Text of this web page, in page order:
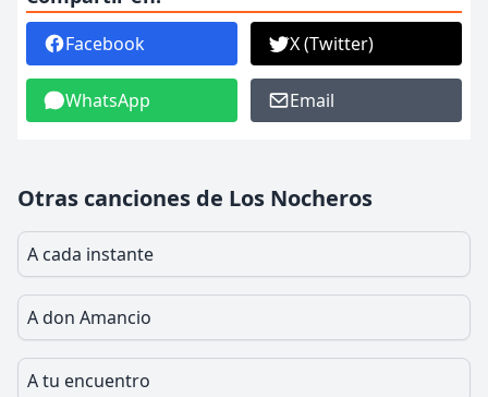
Facebook X (Twitter)
WhatsApp Email
Otras canciones de Los Nocheros
A cada instante
A don Amancio
A tu encuentro